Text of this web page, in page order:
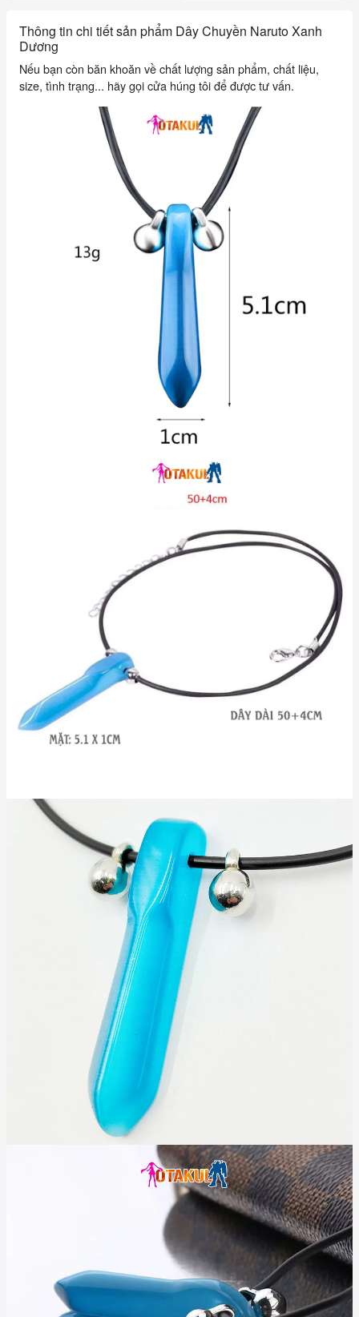
Thông tin chi tiết sản phẩm Dây Chuyền Naruto Xanh
Dương
Nếu bạn còn băn khoăn về chất lượng sản phẩm, chất liệu,
size, tình trạng... hãy gọi cửa húng tôi để được tư vấn.